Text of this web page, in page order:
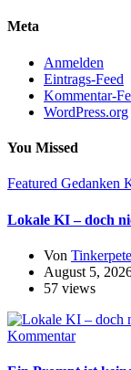
Meta
Anmelden
Eintrags-Feed
Kommentar-
WordPress.org
You Missed
Featured Gedanken
Lokale KI – doch
Von Tinkerpete
August 5,
57 views
Kommentar